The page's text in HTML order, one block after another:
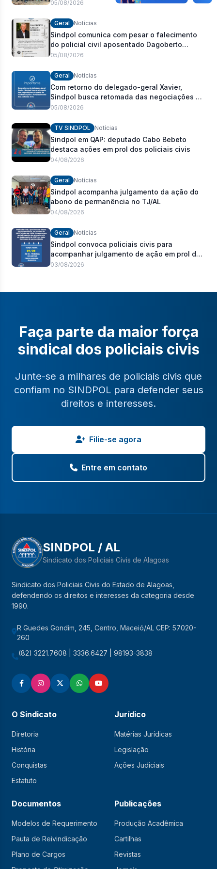
05/08/2026
Geral Notícias
Sindpol comunica com pesar o falecimento
do policial civil aposentado Dagoberto
Carlos Romeiro
05/08/2026
Geral Notícias
Com retorno do delegado-geral Xavier,
Sindpol busca retomada das negociações da
pauta de reivindicações e fortalecimento dos
05/08/2026
TV SINDPOL Notícias
Sindpol em QAP: deputado Cabo Bebeto
destaca ações em prol dos policiais civis
04/08/2026
Geral Notícias
Sindpol acompanha julgamento da ação do
abono de permanência no TJ/AL
04/08/2026
Geral Notícias
Sindpol convoca policiais civis para
acompanhar julgamento de ação em prol do
pagamento de 100% do abono de
03/08/2026
Faça parte da maior força
sindical dos policiais civis
Junte-se a milhares de policiais civis que
confiam no SINDPOL para defender seus
direitos e interesses.
Filie-se agora
Entre em contato
SINDPOL / AL
Sindicato dos Policiais Civis de Alagoas
Sindicato dos Policiais Civis do Estado de Alagoas,
defendendo os direitos e interesses da categoria desde
1990.
R Guedes Gondim, 245, Centro, Maceió/AL CEP: 57020-
260
(82) 3221.7608 | 3336.6427 | 98193-3838
O Sindicato
Diretoria
História
Conquistas
Estatuto
Jurídico
Matérias Jurídicas
Legislação
Ações Judiciais
Documentos
Modelos de Requerimento
Pauta de Reivindicação
Plano de Cargos
Publicações
Produção Acadêmica
Cartilhas
Revistas